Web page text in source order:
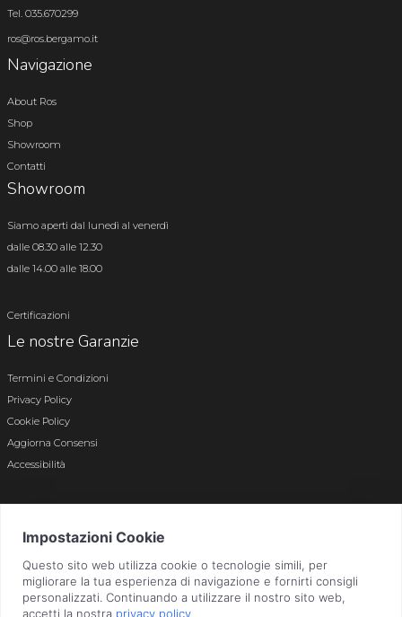
Tel. 035.670299
ros@ros.bergamo.it
Navigazione
About Ros
Shop
Showroom
Contatti
Showroom
Siamo aperti dal lunedì al venerdì
dalle 08.30 alle 12.30
dalle 14.00 alle 18.00
Certificazioni
Le nostre Garanzie
Termini e Condizioni
Privacy Policy
Cookie Policy
Aggiorna Consensi
Accessibilità
Bergamo n. 01496180165 · Capitale Sociale i.v. € 800.000,00